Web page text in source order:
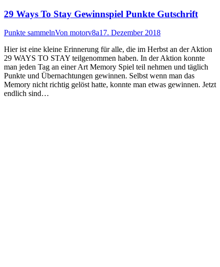
29 Ways To Stay Gewinnspiel Punkte Gutschrift
Punkte sammelnVon motorv8a17. Dezember 2018
Hier ist eine kleine Erinnerung für alle, die im Herbst an der Aktion
29 WAYS TO STAY teilgenommen haben. In der Aktion konnte
man jeden Tag an einer Art Memory Spiel teil nehmen und täglich
Punkte und Übernachtungen gewinnen. Selbst wenn man das
Memory nicht richtig gelöst hatte, konnte man etwas gewinnen. Jetzt
endlich sind…